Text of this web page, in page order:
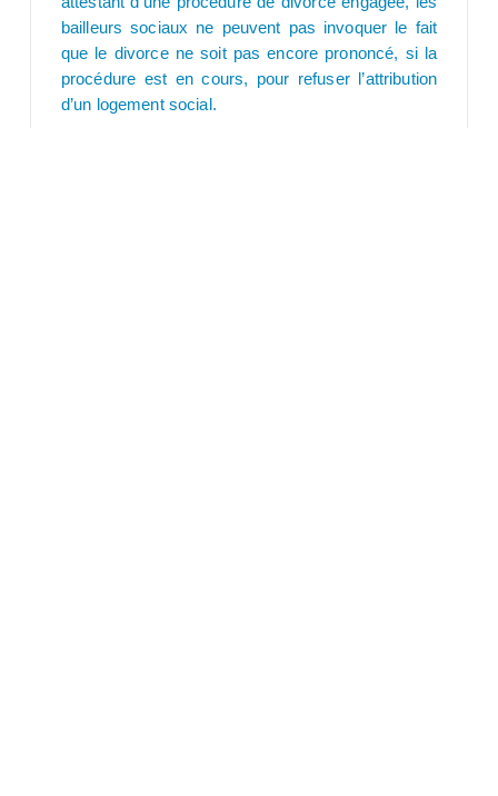
bailleurs sociaux ne peuvent pas invoquer le fait
que le divorce ne soit pas encore prononcé, si la
procédure est en cours, pour refuser l’attribution
d’un logement social.